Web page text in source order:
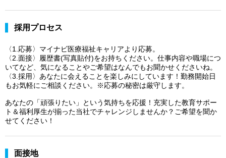
採用プロセス
〈1.応募〉マイナビ医療福祉キャリアより応募。
〈2.面接〉履歴書(写真貼付)をお持ちください。仕事内容や職場につ
いてなど、気になることやご希望はなんでもお聞かせくださいね。
〈3.採用〉あなたに会えることを楽しみにしています！勤務開始日
もお気軽にご相談ください。※応募の秘密は厳守します。
あなたの「頑張りたい」という気持ちを応援！充実した教育サポー
ト＆福利厚生が揃った当社でチャレンジしませんか？ご希望を聞か
せてください！
面接地